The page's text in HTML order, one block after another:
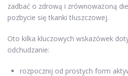
zadbać o zdrową i zrównoważoną
pozbycie się tkanki tłuszczowej.
Oto kilka kluczowych wskazówek
odchudzanie:
rozpocznij od prostych form